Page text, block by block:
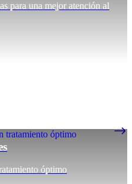
para una mejor atención al
óptimo